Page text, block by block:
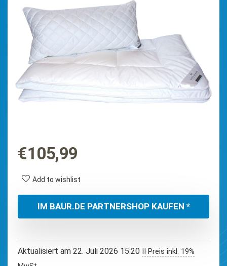
€105,99
Add to wishlist
IM BAUR.DE PARTNERSHOP KAUFEN *
Aktualisiert am 22. Juli 2026 15:20
II Preis inkl. 19%